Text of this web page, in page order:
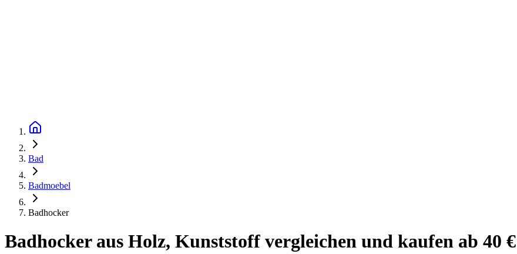
Bad
Badmoebel
Badhocker
Badhocker aus Holz, Kunststoff vergleichen und kaufen ab 40 €